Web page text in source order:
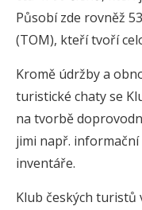
Působí zde rovněž
(TOM), kteří tvoří
Kromě údržby a
turistické chaty se
na tvorbě
jimi např.
inventáře.
Klub českých